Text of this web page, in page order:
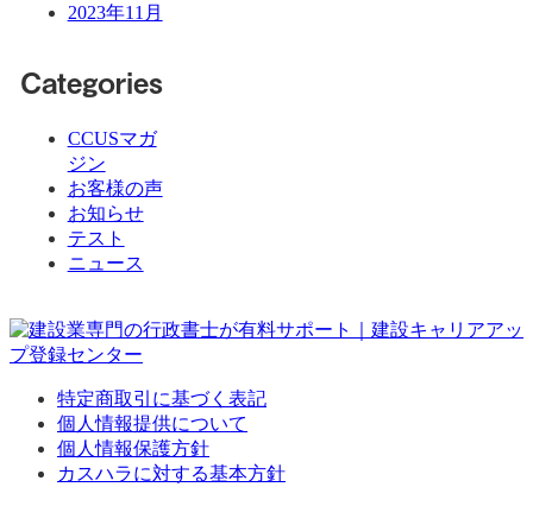
2023年11月
Categories
CCUSマガ
ジン
お客様の声
お知らせ
テスト
ニュース
特定商取引に基づく表記
個人情報提供について
個人情報保護方針
カスハラに対する基本方針